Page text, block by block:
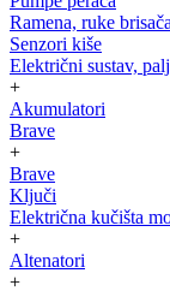
Ramena, ruke brisača
Senzori kiše
Električni sustav,
+
Akumulatori
Brave
+
Brave
Ključi
Električna kučišta
+
Altenatori
+